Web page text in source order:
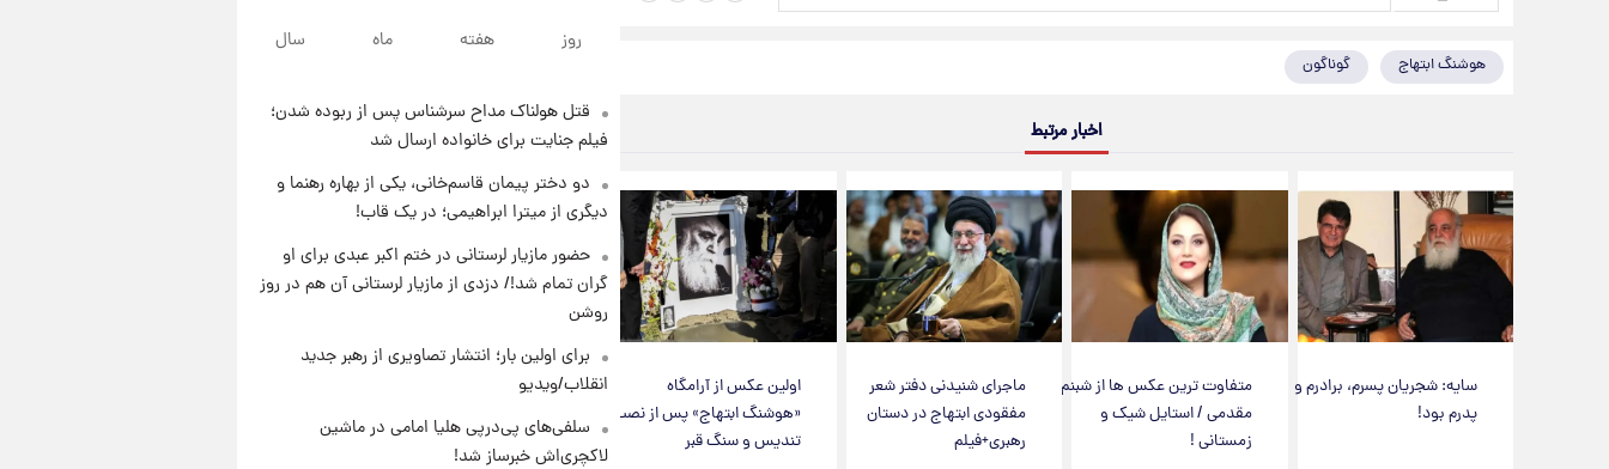
هوشنگ ابتهاج گوناگون
اخبار مرتبط
سایه: شجریان پسرم، برادرم و
پدرم بود!
متفاوت ترین عکس ها از شبنم
مقدمی / استایل شیک و
زمستانی !
ماجرای شنیدنی دفتر شعر
مفقودی ابتهاج در دستان
رهبری+فیلم
اولین عکس از آرامگاه
«هوشنگ ابتهاج» پس از نصب
تندیس و سنگ قبر
۲۲ ساعت پیش
آمریکا + فیلم
۲۳ ساعت پیش
برای اولین بار؛ انتشار تصاویری از
رهبر جدید انقلاب/ویدیو
۲۳ ساعت پیش
خاتمی/ویدیو
روز هفته ماه سال
قتل هولناک مداح سرشناس پس از ربوده شدن؛
فیلم جنایت برای خانواده ارسال شد
دو دختر پیمان قاسم‌خانی، یکی از بهاره رهنما و
دیگری از میترا ابراهیمی؛ در یک قاب!
حضور مازیار لرستانی در ختم اکبر عبدی برای او
گران تمام شد!/ دزدی از مازیار لرستانی آن هم در روز
روشن
برای اولین بار؛ انتشار تصاویری از رهبر جدید
انقلاب/ویدیو
سلفی‌های پی‌درپی هلیا امامی در ماشین
لاکچری‌اش خبرساز شد!